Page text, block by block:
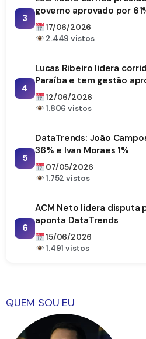
3
governo aprovado por
17/06/2026
2.449 vistos
4
Lucas Ribeiro lidera
Paraíba e tem gestão
DataTrends
12/06/2026
1.806 vistos
5
DataTrends: João
36% e Ivan Moraes 1%
07/05/2026
1.752 vistos
6
ACM Neto lidera disputa
aponta DataTrends
15/06/2026
1.491 vistos
QUEM SOU EU